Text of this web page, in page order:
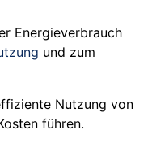
Energieverbrauch
und zum
Nutzung von
führen.